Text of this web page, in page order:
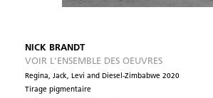
NICK BRANDT
VOIR L'ENSEMBLE DES OEUVRES
Regina, Jack, Levi and Diesel-Zimbabwe 2020
Tirage pigmentaire